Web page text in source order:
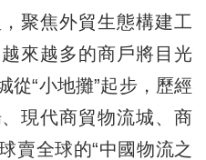
聚焦外貿生態構建工
來越多的商戶將目光
從“小地攤”起步，歷經
現代商貿物流城、商
賣全球的“中國物流之